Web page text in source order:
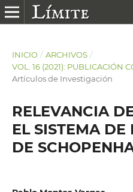
INICIO / ARCHIVOS /
VOL. 16 (2021): PUBLICACIÓN
Artículos de Investigación
RELEVANCIA
EL SISTEMA
DE